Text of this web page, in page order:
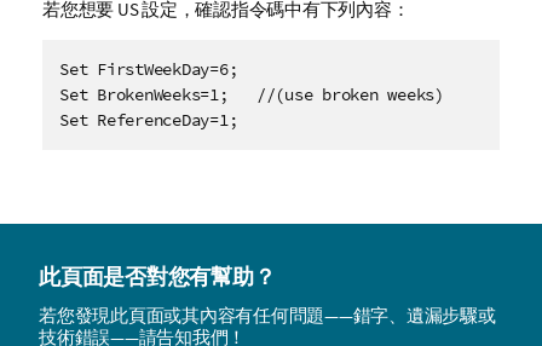
若您想要 US 設定，確認指令碼中有下列內容：
Set FirstWeekDay=6;
Set BrokenWeeks=1;   //(use broken weeks)
Set ReferenceDay=1;
此頁面是否對您有幫助？
若您發現此頁面或其內容有任何問題——錯字、遺漏步驟或
技術錯誤——請告知我們！